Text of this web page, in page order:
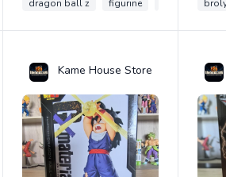
banpresto figurine gxmateria
dragon ball z figurine banpresto
Kame House Store